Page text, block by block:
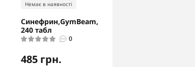
Немає в наявності
Синефрин,GymBeam,
240 табл
0
485 грн.